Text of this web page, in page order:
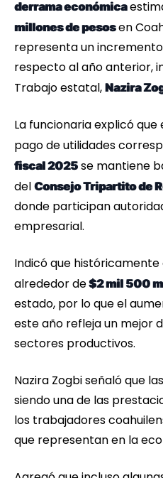
derrama económica
millones de pesosen
representa un
respecto al año anterior,
Trabajo estatal, Nazira
La funcionaria explicó
pago de utilidades
fiscal 2025 se mantiene
del Consejo Tripartito de
donde participan
empresarial.
Indicó que
alrededor de$2 mil 500
estado, por lo que el
este año refleja un mejor
sectores productivos.
Nazira Zogbi señaló que
siendo una de las
los trabajadores
que representan en la